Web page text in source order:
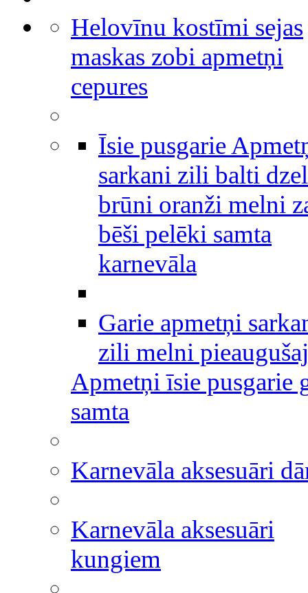
Helovīnu kostīmi sejas
maskas zobi apmetņi
cepures
Īsie pusgarie
sarkani zili balti
brūni oranži melni
bēši pelēki samta
karnevāla
Garie apmetņi
zili melni
Apmetņi īsie pusgarie
samta
Karnevāla aksesuāri
Karnevāla aksesuāri
kungiem